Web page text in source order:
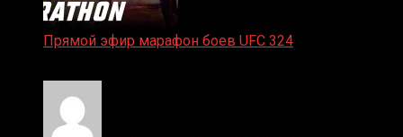
Прямой эфир марафон боев UFC 324